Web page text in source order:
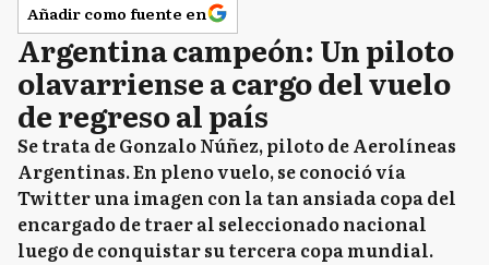
Añadir como fuente en
Argentina campeón: Un piloto
olavarriense a cargo del vuelo
de regreso al país
Se trata de Gonzalo Núñez, piloto de Aerolíneas
Argentinas. En pleno vuelo, se conoció vía
Twitter una imagen con la tan ansiada copa del
encargado de traer al seleccionado nacional
luego de conquistar su tercera copa mundial.